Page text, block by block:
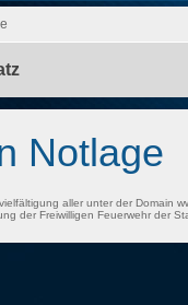
Notlage
aller unter der Domain
der Freiwilligen Feuerwehr der